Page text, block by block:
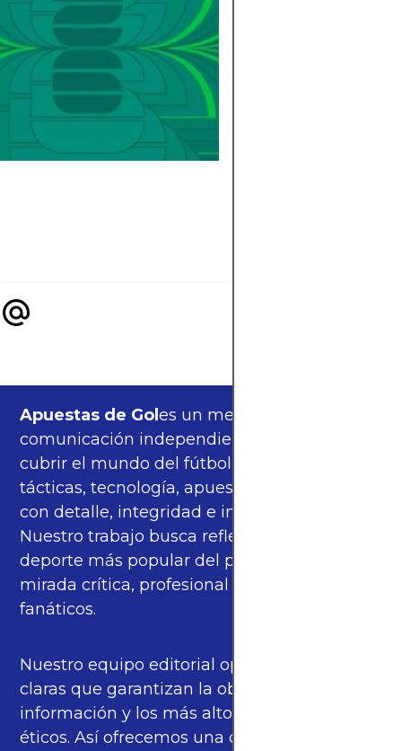
Apuestas de Goles un medio de
comunicación independiente, orgulloso de
cubrir el mundo del fútbol —partidos,
tácticas, tecnología, apuestas y cultura—
con detalle, integridad e imparcialidad.
Nuestro trabajo busca reflejar la pasión del
deporte más popular del planeta con una
mirada crítica, profesional y cercana a los
fanáticos.
Nuestro equipo editorial opera bajo pautas
claras que garantizan la objetividad de la
información y los más altos estándares
éticos. Así ofrecemos una cobertura